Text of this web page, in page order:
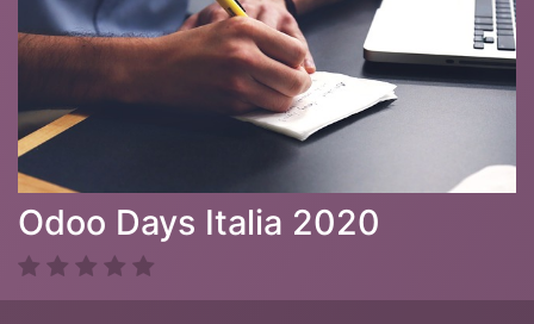
Odoo Days Italia 2020